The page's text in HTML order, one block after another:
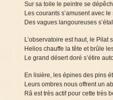
Sur sa toile le peintre se
Les courants s’amusent avec le
Des vagues langoureuses
L’observatoire est haut, le Pilat
Helios chauffe la tête et brûle
Le grand désert doré s’étire
En lisière, les épines des pins
Leurs ombres nous offrent un
Râ est très actif pour cette très